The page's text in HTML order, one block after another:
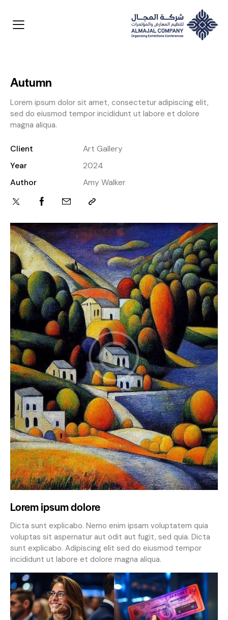
Autumn
Lorem ipsum dolor sit amet, consectetur adipiscing elit,
sed do eiusmod tempor incididunt ut labore et dolore
magna aliqua.
Client
Art Gallery
Year
2024
Author
Amy Walker
Lorem ipsum dolore
Dicta sunt explicabo. Nemo enim ipsam voluptatem quia
voluptas sit aspernatur aut odit aut fugit, sed quia. Dicta
sunt explicabo. Adipiscing elit sed do eiusmod tempor
incididunt ut labore et dolore magna aliqua.